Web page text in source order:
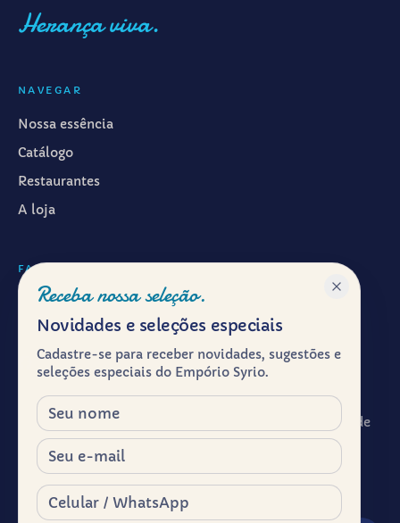
Herança viva.
NAVEGAR
Nossa essência
Catálogo
Restaurantes
A loja
FALAR CONOSCO
WhatsApp ·(11) 99601-7286
Instagram · @emporiosyrio
Facebook · @emporiosyrio
contato@emporiosyrio.com.br
R. Comendador Abdo Schahin, 136 - Centro Histórico de
São Paulo, São Paulo - SP, 01023-050
Segunda a sábado, das 9h às 19h
Receba nossa seleção.
Novidades e seleções especiais
Cadastre-se para receber novidades, sugestões e
seleções especiais do Empório Syrio.
Nome
E-mail
Celular / WhatsApp